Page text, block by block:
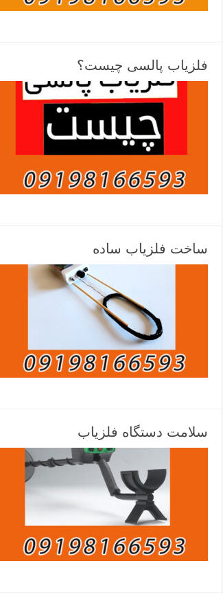
فلزیاب پالسی چیست؟
ساخت فلزیاب ساده
سلامت دستگاه فلزیاب